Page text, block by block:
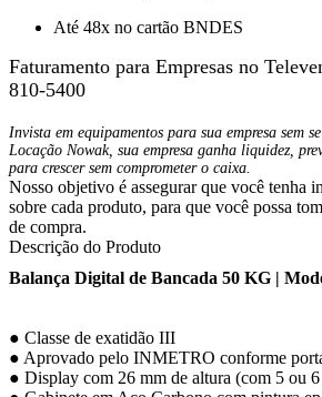
Até 48x no cartão BNDES
Faturamento para Empresas no
810-5400
Invista em equipamentos para sua empresa sem
Locação Nowak, sua empresa ganha liquidez,
para crescer sem comprometer o caixa.
Nosso objetivo é assegurar que você tenha
sobre cada produto, para que você possa
de compra.
Descrição do Produto
Balança Digital de Bancada 50 KG |
● Classe de exatidão III
● Aprovado pelo INMETRO conforme
● Display com 26 mm de altura (com 5 ou